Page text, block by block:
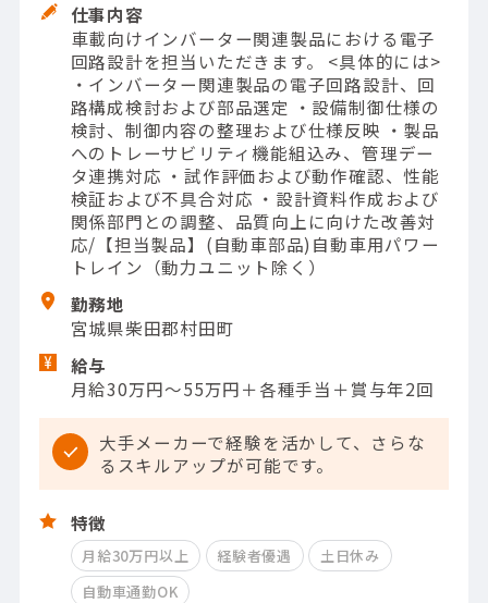
仕事内容
車載向けインバーター関連製品における電子
回路設計を担当いただきます。 <具体的には>
・インバーター関連製品の電子回路設計、回
路構成検討および部品選定 ・設備制御仕様の
検討、制御内容の整理および仕様反映 ・製品
へのトレーサビリティ機能組込み、管理デー
タ連携対応 ・試作評価および動作確認、性能
検証および不具合対応 ・設計資料作成および
関係部門との調整、品質向上に向けた改善対
応/【担当製品】(自動車部品)自動車用パワー
トレイン（動力ユニット除く）
勤務地
宮城県柴田郡村田町
給与
月給30万円～55万円＋各種手当＋賞与年2回
大手メーカーで経験を活かして、さらな
るスキルアップが可能です。
特徴
月給30万円以上 経験者優遇
土日休み
自動車通勤OK